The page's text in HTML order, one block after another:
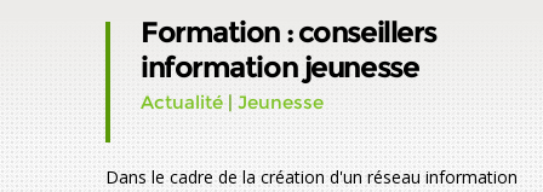
Formation : conseillers
information jeunesse
Actualité | Jeunesse
Dans le cadre de la création d'un réseau information